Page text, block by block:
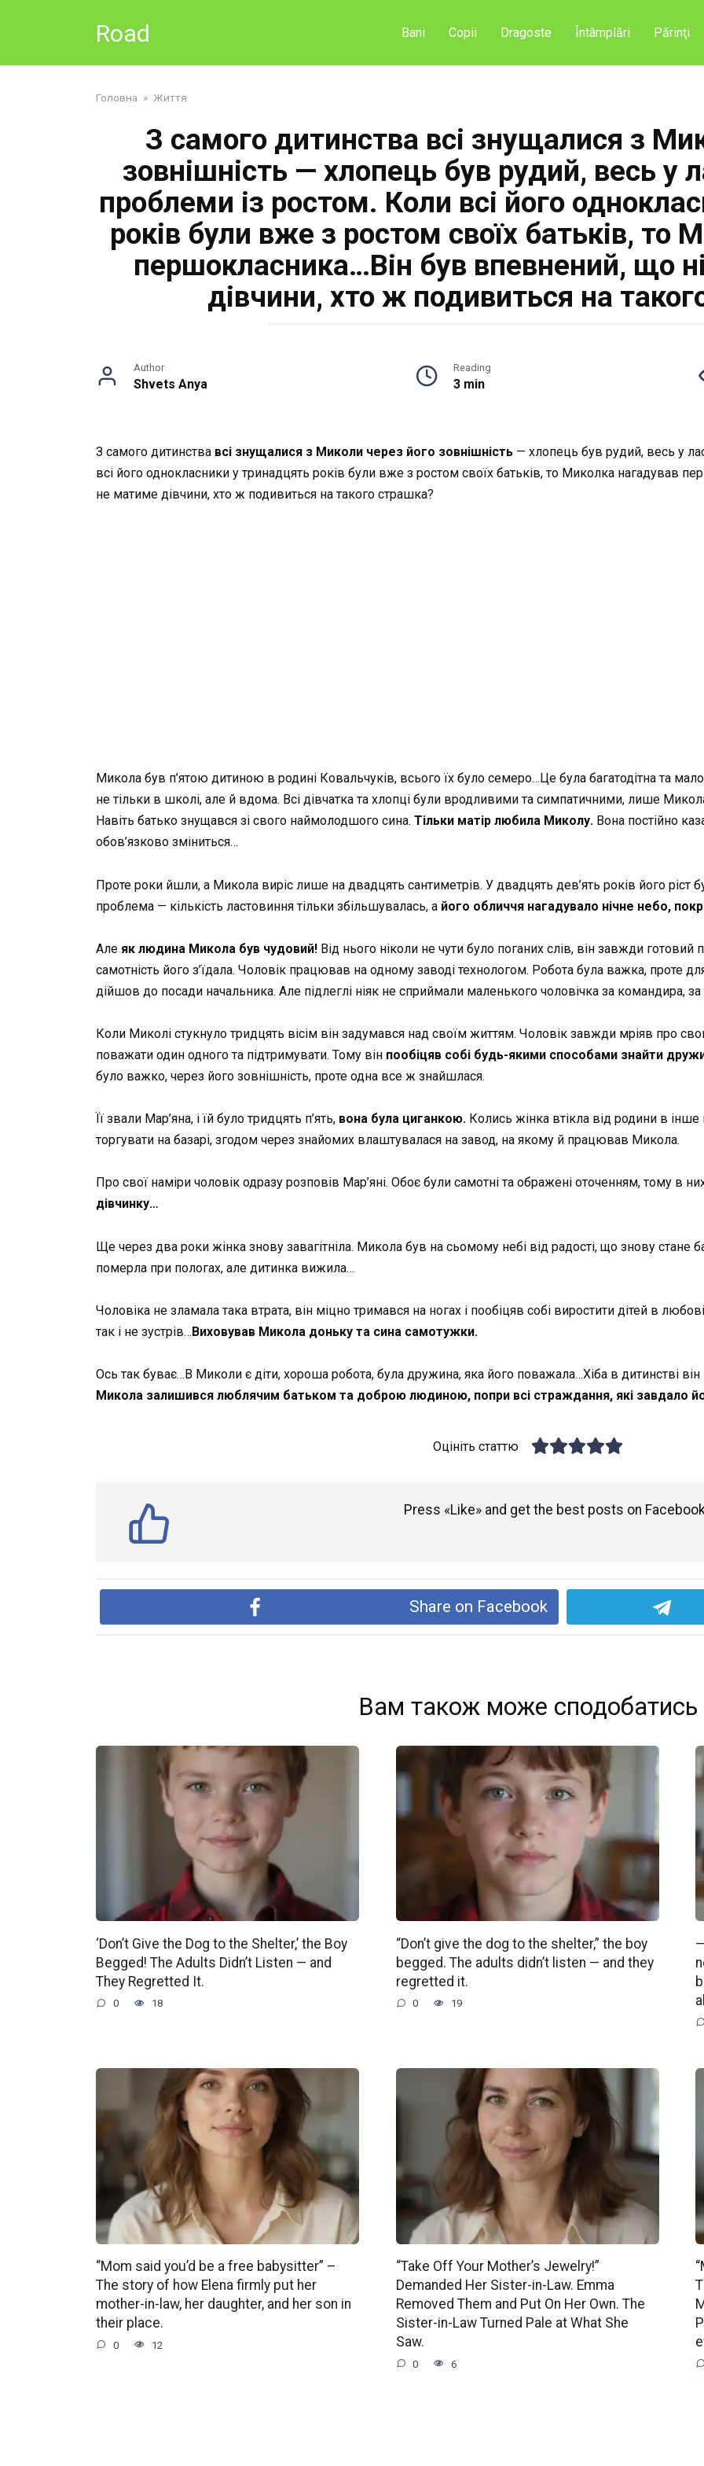
Road Bani Copii Dragoste Întâmplări Părinţi
Головна » Життя
З самого дитинства всі знущалися з
зовнішність — хлопець був рудий, весь у
проблеми із ростом. Коли всі його
років були вже з ростом своїх батьків, то
першокласника…Він був впевнений, що
дівчини, хто ж подивиться на
Author
Shvets Anya
Reading
3 min
З самого дитинства всі знущалися з Миколи через його зовнішність — хлопець був рудий, весь у
всі його однокласники у тринадцять років були вже з ростом своїх батьків, то Миколка нагадував
не матиме дівчини, хто ж подивиться на такого страшка?
Микола був п’ятою дитиною в родині Ковальчуків, всього їх було семеро…Це була багатодітна та
не тільки в школі, але й вдома. Всі дівчатка та хлопці були вродливими та симпатичними, лише
Навіть батько знущався зі свого наймолодшого сина. Тільки матір любила Миколу. Вона постійно
обов’язково зміниться…
Проте роки йшли, а Микола виріс лише на двадцять сантиметрів. У двадцять дев’ять років його ріст
проблема — кількість ластовиння тільки збільшувалась, а його обличчя нагадувало нічне небо,
Але як людина Микола був чудовий! Від нього ніколи не чути було поганих слів, він завжди готовий
самотність його з’їдала. Чоловік працював на одному заводі технологом. Робота була важка, проте
дійшов до посади начальника. Але підлеглі ніяк не сприймали маленького чоловічка за командира,
Коли Миколі стукнуло тридцять вісім він задумався над своїм життям. Чоловік завжди мріяв про
поважати один одного та підтримувати. Тому він пообіцяв собі будь-якими способами знайти
було важко, через його зовнішність, проте одна все ж знайшлася.
Її звали Мар’яна, і їй було тридцять п’ять, вона була циганкою. Колись жінка втікла від родини в інше
торгувати на базарі, згодом через знайомих влаштувалася на завод, на якому й працював Микола.
Про свої наміри чоловік одразу розповів Мар’яні. Обоє були самотні та ображені оточенням, тому в
дівчинку…
Ще через два роки жінка знову завагітніла. Микола був на сьомому небі від радості, що знову стане
померла при пологах, але дитинка вижила…
Чоловіка не зламала така втрата, він міцно тримався на ногах і пообіцяв собі виростити дітей в
так і не зустрів…Виховував Микола доньку та сина самотужки.
Ось так буває…В Миколи є діти, хороша робота, була дружина, яка його поважала…Хіба в дитинстві
Микола залишився люблячим батьком та доброю людиною, попри всі страждання, які завдало
Оцініть статтю
Press «Like» and get the best posts on
Share on Facebook
Вам також може сподобатись
‘Don’t Give the Dog to the Shelter,’ the Boy
Begged! The Adults Didn’t Listen — and
They Regretted It.
0 18
“Don’t give the dog to the shelter,” the boy
begged. The adults didn’t listen — and they
regretted it.
0 19
“Mom said you’d be a free babysitter” –
The story of how Elena firmly put her
mother-in-law, her daughter, and her son in
their place.
0 12
“Take Off Your Mother’s Jewelry!”
Demanded Her Sister-in-Law. Emma
Removed Them and Put On Her Own. The
Sister-in-Law Turned Pale at What She
Saw.
0 6